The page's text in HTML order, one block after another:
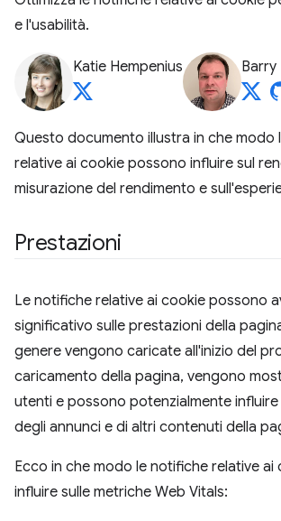
e l'usabilità.
Katie Hempenius Barry
Questo documento illustra in che modo
relative ai cookie possono influire sul
misurazione del rendimento e
Prestazioni
Le notifiche relative ai cookie possono
significativo sulle prestazioni della
genere vengono caricate all'inizio del
caricamento della pagina, vengono
utenti e possono potenzialmente
degli annunci e di altri contenuti della
Ecco in che modo le notifiche relative
influire sulle metriche Web Vitals: